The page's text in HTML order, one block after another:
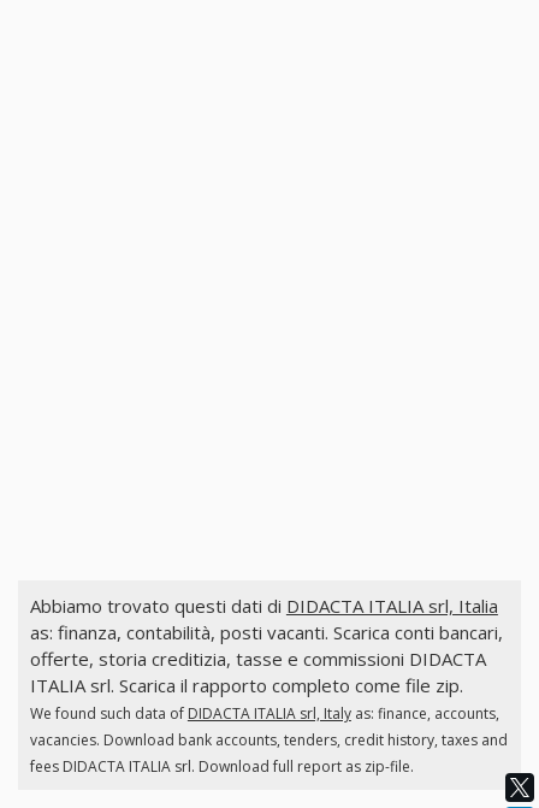
Abbiamo trovato questi dati di DIDACTA ITALIA srl, Italia
as: finanza, contabilità, posti vacanti. Scarica conti bancari,
offerte, storia creditizia, tasse e commissioni DIDACTA
ITALIA srl. Scarica il rapporto completo come file zip.
We found such data of DIDACTA ITALIA srl, Italyas: finance, accounts,
vacancies. Download bank accounts, tenders, credit history, taxes and
fees DIDACTA ITALIA srl. Download full report as zip-file.